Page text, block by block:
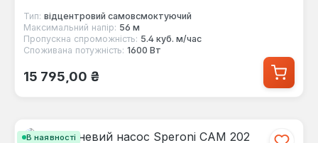
Тип: відцентровий самовсмоктуючий
Максимальний напір: 56 м
Пропускна спроможність: 5.4 куб. м/час
Споживана потужність: 1600 Вт
Звичайна ціна:
15 795,00 ₴
В наявності